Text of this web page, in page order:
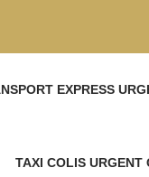
EXPRESS
TAXI COLIS URGENT